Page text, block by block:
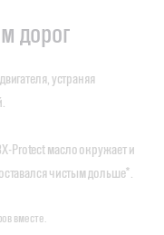
дорог
устраняя
Protect масло окружает и
чистым дольше*.
вместе.